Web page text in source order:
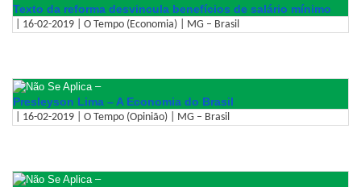
Texto da reforma desvincula benefícios de salário mínimo
| 16-02-2019 | O Tempo (Economia) | MG – Brasil
–
Presleyson Lima – A Economia do Brasil
| 16-02-2019 | O Tempo (Opinião) | MG – Brasil
–